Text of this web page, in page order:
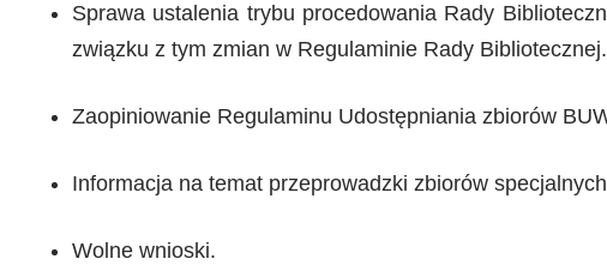
Sprawa ustalenia trybu procedowania Rady
związku z tym zmian w Regulaminie Rady Bibliotecznej.
Zaopiniowanie Regulaminu Udostępniania zbiorów
Informacja na temat przeprowadzki zbiorów
Wolne wnioski.